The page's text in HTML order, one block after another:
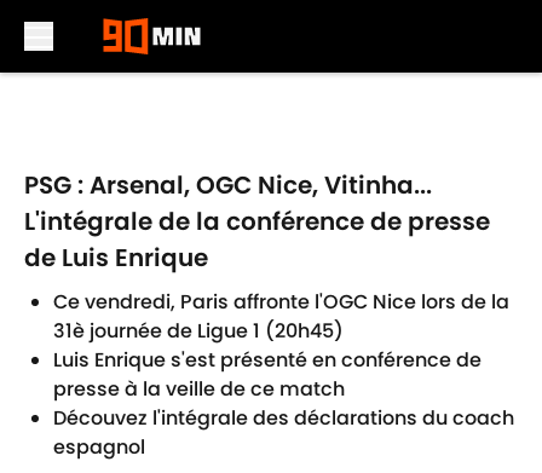
PSG : Arsenal, OGC Nice, Vitinha...
L'intégrale de la conférence de presse
de Luis Enrique
Ce vendredi, Paris affronte l'OGC Nice lors de la
31è journée de Ligue 1 (20h45)
Luis Enrique s'est présenté en conférence de
presse à la veille de ce match
Découvez l'intégrale des déclarations du coach
espagnol